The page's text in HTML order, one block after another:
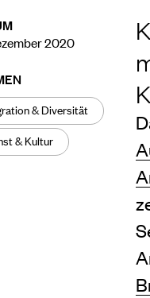
2020
& Diversität
& Kultur